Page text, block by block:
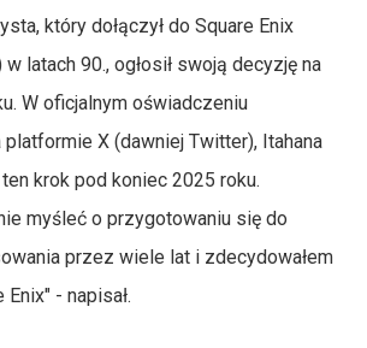
który dołączył do Square Enix
latach 90., ogłosił swoją decyzję na
W oficjalnym oświadczeniu
X (dawniej Twitter), Itahana
ten krok pod koniec 2025 roku.
myśleć o przygotowaniu się do
przez wiele lat i zdecydowałem
- napisał.